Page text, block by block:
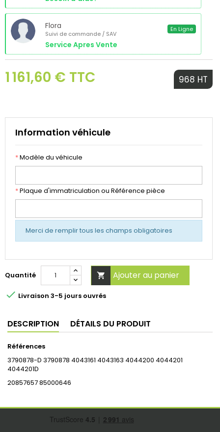
Flora
Suivi de commande / SAV
Service Apres Vente
En Ligne
1 161,60 € TTC 968 HT
Information véhicule
*Modèle du véhicule
*Plaque d'immatriculation ou Référence pièce
Merci de remplir tous les champs obligatoires
Quantité  Ajouter au panier
 Livraison 3-5 jours ouvrés
DESCRIPTION DÉTAILS DU PRODUIT
Références
3790878-D 3790878 4043161 4043163 4044200 4044201
4044201D
20857657 85000646